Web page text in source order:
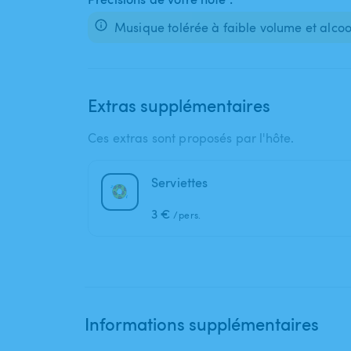
Musique tolérée à faible volume et
Extras supplémentaires
Ces extras sont proposés par l'hôte.
Serviettes
3 € /pers.
Informations supplémentaires